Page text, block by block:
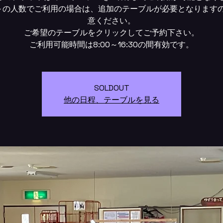
人数でご利用の場合は、追加のテーブルが必要となります
意ください。
ご希望のテーブルをクリックしてご予約下さい。
SOLDOUT
他の日程、テーブルを見る